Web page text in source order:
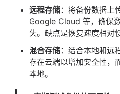
远程存储：将备份数据上
Google Cloud 等，确保
失。缺点是恢复速度相对
混合存储：结合本地和远
存在云端以增加安全性，
本地。